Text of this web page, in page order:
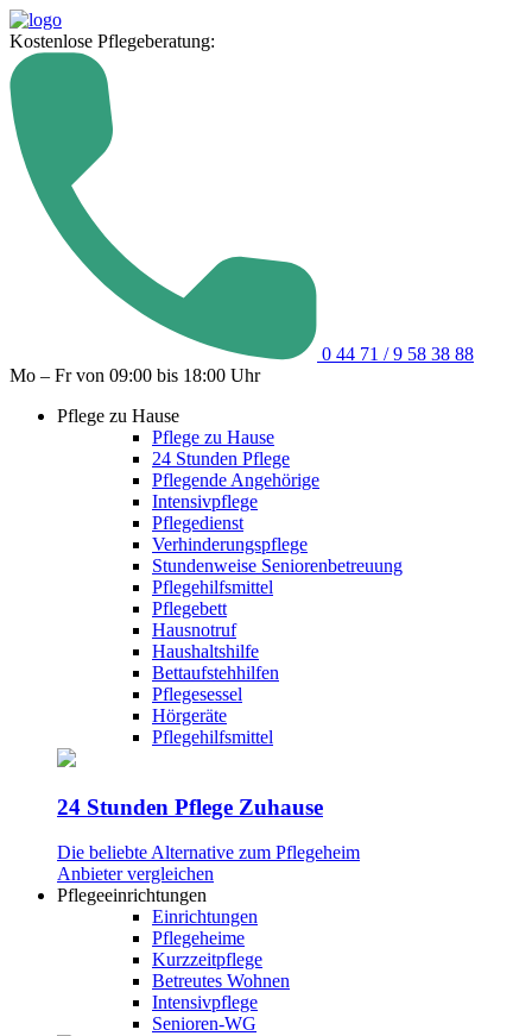
Kostenlose Pflegeberatung:
0 44 71 / 9 58 38 88
Mo – Fr von 09:00 bis 18:00 Uhr
Pflege zu Hause
Pflege zu Hause
24 Stunden Pflege
Pflegende Angehörige
Intensivpflege
Pflegedienst
Verhinderungspflege
Stundenweise Seniorenbetreuung
Pflegehilfsmittel
Pflegebett
Hausnotruf
Haushaltshilfe
Bettaufstehhilfen
Pflegesessel
Hörgeräte
Pflegehilfsmittel
24 Stunden Pflege Zuhause
Die beliebte Alternative zum Pflegeheim
Anbieter vergleichen
Pflegeeinrichtungen
Einrichtungen
Pflegeheime
Kurzzeitpflege
Betreutes Wohnen
Intensivpflege
Senioren-WG